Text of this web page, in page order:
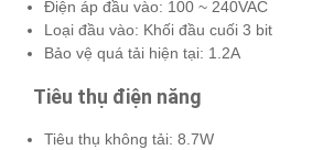
Điện áp đầu vào: 100 ~ 240VAC
Loại đầu vào: Khối đầu cuối 3 bit
Bảo vệ quá tải hiện tại: 1.2A
Tiêu thụ điện năng
Tiêu thụ không tải: 8.7W